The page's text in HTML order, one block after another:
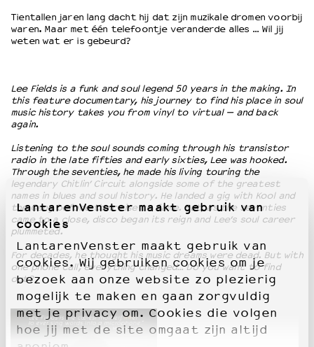
LantarenVenster maakt gebruik van
cookies
LantarenVenster maakt gebruik van
cookies. Wij gebruiken cookies om je
bezoek aan onze website zo plezierig
mogelijk te maken en gaan zorgvuldig
met je privacy om. Cookies die volgen
hoe jij met de site omgaat zijn altijd
Tientallen jaren lang dacht hij dat zijn muzikale dromen voorbij
waren. Maar met één telefoontje veranderde alles … Wil jij
weten wat er is gebeurd?
Lee Fields is a funk and soul legend 50 years in the making. In
this feature documentary, his journey to find his place in soul
music history takes you from vinyl to virtual — and back
again.
Listening to the soul sounds coming through his transistor
radio in the late fifties and early sixties, Lee was hooked.
Through the seventies, he made his living touring the
legendary Chitlin’ Circuit alongside some of the greatest
names in blues and soul history. He landed a gig with Kool and
the Gang before their rise to fame. But, as the seventies
came to a close, disco began its reign and Lee’s soul career
plummeted.
For decades, he thought his music dreams were dead. But with
one phone call, everything changed… Do you want to find
out?